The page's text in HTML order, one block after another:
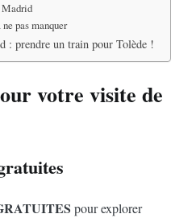
pas manquer
: prendre un train pour Tolède !
votre visite de
pour explorer